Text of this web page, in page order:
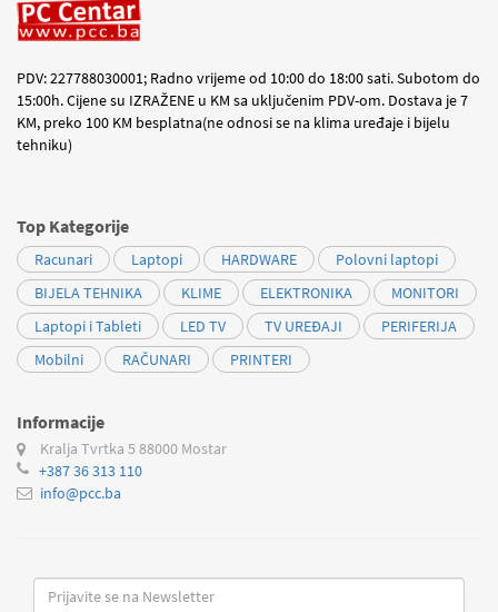
PDV: 227788030001; Radno vrijeme od 10:00 do 18:00 sati. Subotom do
15:00h. Cijene su IZRAŽENE u KM sa uključenim PDV-om. Dostava je 7
KM, preko 100 KM besplatna(ne odnosi se na klima uređaje i bijelu
tehniku)
Top Kategorije
Racunari Laptopi HARDWARE
Polovni laptopi
BIJELA TEHNIKA
KLIME ELEKTRONIKA
MONITORI
Laptopi i Tableti
LED TV TV UREĐAJI
PERIFERIJA
Mobilni
RAČUNARI PRINTERI
Informacije
Kralja Tvrtka 5 88000 Mostar
+387 36 313 110
info@pcc.ba